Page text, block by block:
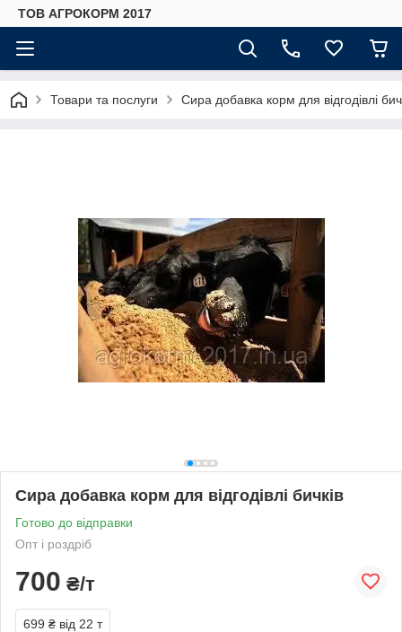
ТОВ АГРОКОРМ 2017
Товари та послуги Сира добавка корм для відгодівлі
Сира добавка корм для відгодівлі бичків
Готово до відправки
Опт і роздріб
700 ₴/т
699 ₴ від 22 т